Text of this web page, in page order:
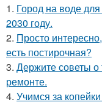
1. Город на воде для
2030 году.
2. Просто
есть постирочная?
3. Держите советы о
ремонте.
4. Учимся за